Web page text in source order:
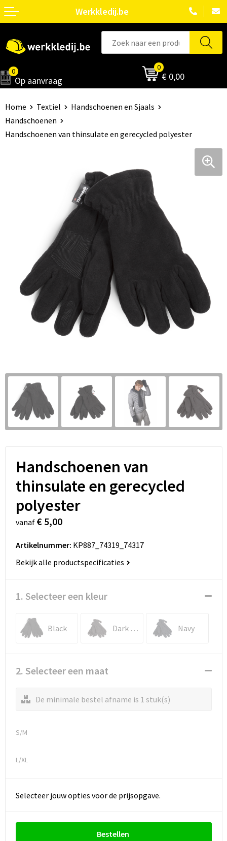
Werkkledij.be
0
Op aanvraag
0
€ 0,00
Home Textiel
Handschoenen en Sjaals
Handschoenen
Handschoenen van thinsulate en gerecycled polyester
Handschoenen van
thinsulate en gerecycled
polyester
vanaf € 5,00
Artikelnummer: KP887_74319_74317
Bekijk alle productspecificaties
1. Selecteer een kleur
Black Dark Grey Navy
2. Selecteer een maat
De minimale bestel afname is 1 stuk(s)
S/M
L/XL
Selecteer jouw opties voor de prijsopgave.
Bestellen